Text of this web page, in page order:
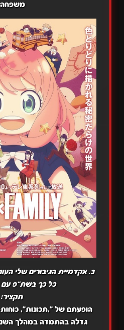
3. אקדמיית הגיבורים שלי
כל כך בשת"פ עם
תקציר:
הופעתם של ",תכונות",